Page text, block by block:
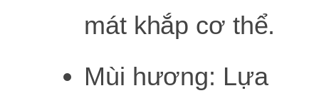
mát khắp cơ thể.
Mùi hương: Lựa